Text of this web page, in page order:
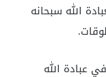
الله سبحانه
عبادة الله